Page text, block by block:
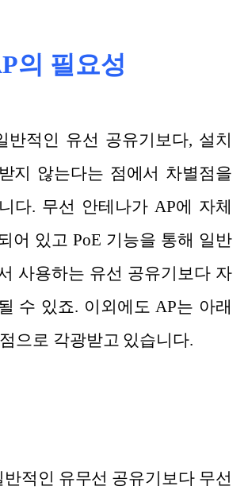
의 필요성
반적인 유선 공유기보다, 설치
지 않는다는 점에서 차별점을
다. 무선 안테나가 AP에 자체
어 있고 PoE 기능을 통해 일반
사용하는 유선 공유기보다 자
수 있죠. 이외에도 AP는 아래
으로 각광받고 있습니다.
적인 유무선 공유기보다 무선